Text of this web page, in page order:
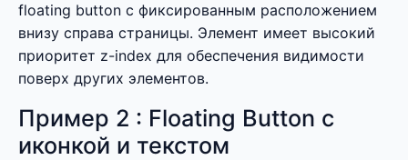
floating button с фиксированным расположением
внизу справа страницы. Элемент имеет высокий
приоритет z-index для обеспечения видимости
поверх других элементов.
Пример 2 : Floating Button с
иконкой и текстом